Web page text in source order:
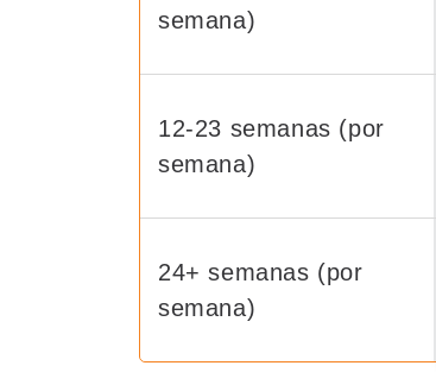
semana)
12-23 semanas (por
semana)
24+ semanas (por
semana)